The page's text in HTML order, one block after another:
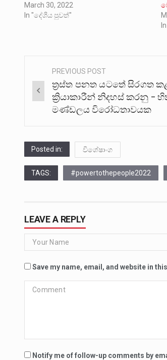
March 30, 2022
In "දේශීය පුවත්"
Post
navigation
PREVIOUS POST
ත්‍රස්ත පනත යටතේ සිරගත
ක්‍රියාකාරීන් නිදහස් කරනු –
මණ්ඩලය විරෝධතාවයක
Posted in: විශේෂාංග
TAGS: #powertothepeople2022
LEAVE A REPLY
Save my name, email, and website in
Notify me of follow-up comments by